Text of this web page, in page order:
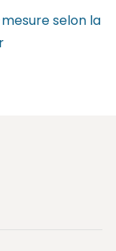
selon la